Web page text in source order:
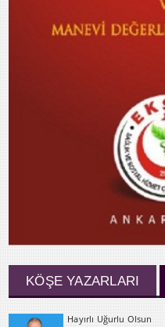
KÖŞE YAZARLARI
Hayırlı Uğurlu Olsun